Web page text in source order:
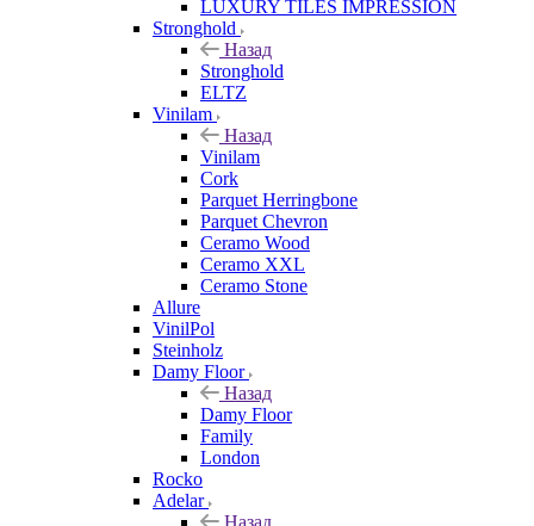
LUXURY TILES IMPRESSION
Stronghold
Назад
Stronghold
ELTZ
Vinilam
Назад
Vinilam
Cork
Parquet Herringbone
Parquet Chevron
Ceramo Wood
Ceramo XXL
Ceramo Stone
Allure
VinilPol
Steinholz
Damy Floor
Назад
Damy Floor
Family
London
Rocko
Adelar
Назад